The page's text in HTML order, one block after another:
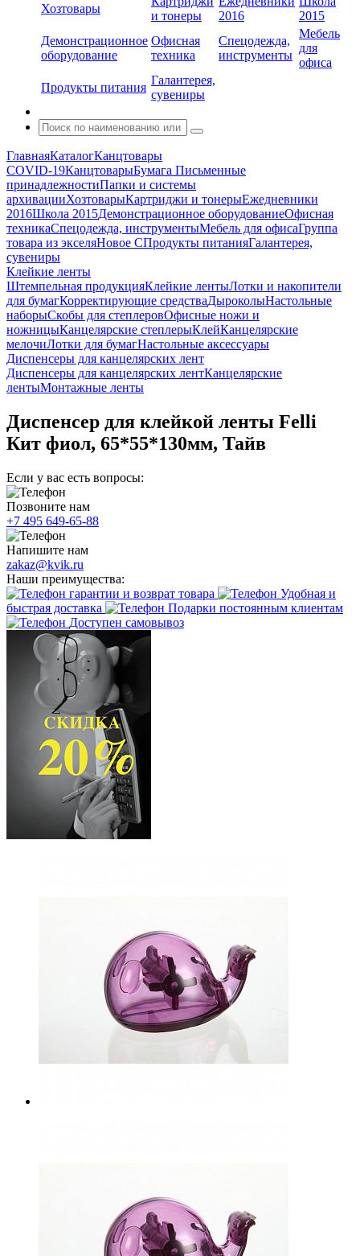
Хозтовары
и тонеры
2016
2015
Демонстрационное
оборудование
Офисная
техника
Спецодежда,
инструменты
Мебель
для
офиса
Продукты питания
Галантерея,
сувениры
ГлавнаяКаталогКанцтовары
COVID-19КанцтоварыБумага Письменные
принадлежностиПапки и системы
архивацииХозтоварыКартриджи и тонерыЕжедневники
2016Школа 2015Демонстрационное оборудованиеОфисная
техникаСпецодежда, инструментыМебель для офисаГруппа
товара из экселяНовое СПродукты питанияГалантерея,
сувениры
Клейкие ленты
Штемпельная продукцияКлейкие лентыЛотки и накопители
для бумагКорректирующие средстваДыроколыНастольные
наборыСкобы для степлеровОфисные ножи и
ножницыКанцелярские степлерыКлейКанцелярские
мелочиЛотки для бумагНастольные аксессуары
Диспенсеры для канцелярских лент
Диспенсеры для канцелярских лентКанцелярские
лентыМонтажные ленты
Диспенсер для клейкой ленты Felli
Кит фиол, 65*55*130мм, Тайв
Если у вас есть вопросы:
Позвоните нам
+7 495 649-65-88
Напишите нам
zakaz@kvik.ru
Наши преимущества:
гарантии и возврат товара
Удобная и
быстрая доставка
Подарки постоянным клиентам
Доступен самовывоз